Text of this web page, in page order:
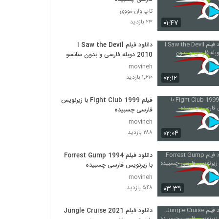
۰۱:۴۷
تاپ وان مووی
۲۳ بازدید
۰۲:۱۲
دانلود فیلم I Saw the Devil
2010 دوبله فارسی و بدون سانسور
movineh
۱,۶۱۰ بازدید
۰۲:۰۴
فیلم Fight Club 1999 با زیرنویس
فارسی چسبیده
movineh
۲۸۸ بازدید
۰۳:۳۹
دانلود فیلم Forrest Gump 1994
با زیرنویس فارسی چسبیده
movineh
۵۴۸ بازدید
دانلود فیلم Jungle Cruise 2021